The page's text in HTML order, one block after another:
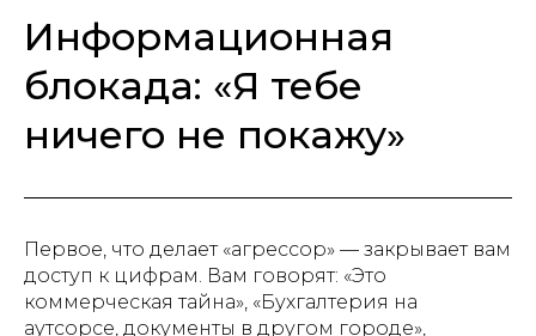
Информационная
блокада: «Я тебе
ничего не покажу»
Первое, что делает «агрессор» — закрывает вам
доступ к цифрам. Вам говорят: «Это
коммерческая тайна», «Бухгалтерия на
аутсорсе, документы в другом городе»,